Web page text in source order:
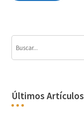
Últimos Artículos